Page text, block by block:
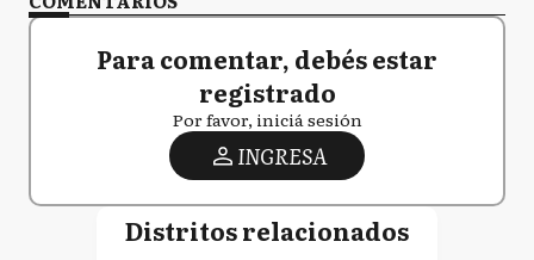
Para comentar, debés estar
registrado
Por favor, iniciá sesión
INGRESA
Distritos relacionados